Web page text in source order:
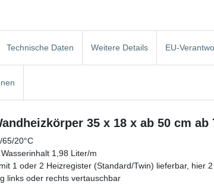
Technische Daten Weitere Details EU-
35 x 18 x ab 50 cm ab
20°C
1,98 Liter/m
1 oder 2 Heizregister (Standard/Twin) lieferbar, hier 2
links oder rechts vertauschbar